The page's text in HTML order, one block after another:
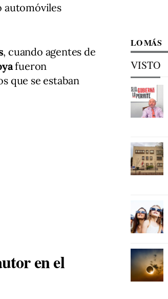
automóviles
, cuando agentes de
fueron
que se estaban
en el
LO MÁS
VISTO